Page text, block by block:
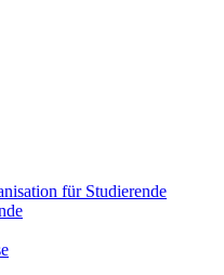
für Studierende